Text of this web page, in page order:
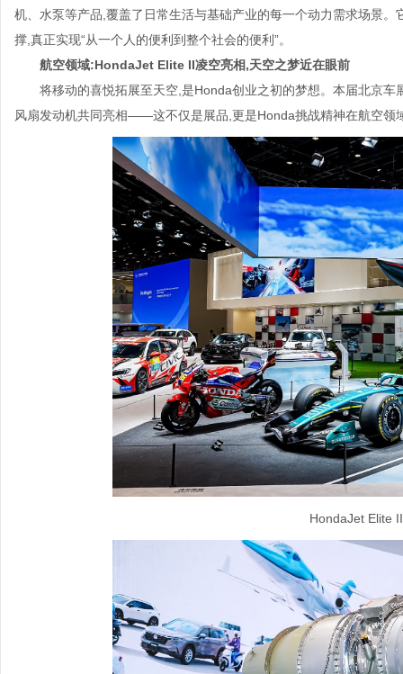
机、水泵等产品,覆盖了日常生活与基础产业的每一个动力需求场景
撑,真正实现“从一个人的便利到整个社会的便利”。
航空领域:HondaJet Elite II凌空亮相,天空之梦近在眼前
将移动的喜悦拓展至天空,是Honda创业之初的梦想。本届北京
风扇发动机共同亮相——这不仅是展品,更是Honda挑战精神在航空领
HondaJet Elite